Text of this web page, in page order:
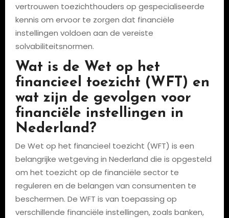
vertrouwen toezichthouders op gespecialiseerde
kennis om ervoor te zorgen dat financiële
instellingen voldoen aan de vereiste
solvabiliteitsnormen.
Wat is de Wet op het
financieel toezicht (WFT) en
wat zijn de gevolgen voor
financiële instellingen in
Nederland?
De Wet op het financieel toezicht (WFT) is een
belangrijke wetgeving in Nederland die is opgesteld
om het toezicht op de financiële sector te
reguleren en de belangen van consumenten te
beschermen. De WFT is van toepassing op
verschillende financiële instellingen, zoals banken,